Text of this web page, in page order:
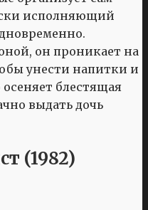
исполняющий
он проникает на
унести напитки и
блестящая
выдать дочь
(1982)